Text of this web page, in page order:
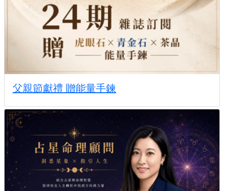
父親節獻禮 贈能量手鍊